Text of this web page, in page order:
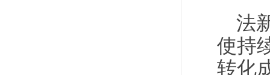
法
使持
转化